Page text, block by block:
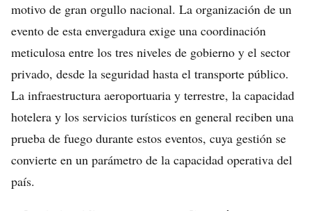
motivo de gran orgullo nacional. La organización de un
evento de esta envergadura exige una coordinación
meticulosa entre los tres niveles de gobierno y el sector
privado, desde la seguridad hasta el transporte público.
La infraestructura aeroportuaria y terrestre, la capacidad
hotelera y los servicios turísticos en general reciben una
prueba de fuego durante estos eventos, cuya gestión se
convierte en un parámetro de la capacidad operativa del
país.